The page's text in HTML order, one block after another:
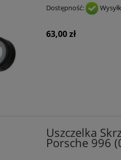
Dostępność:
63,00 zł
Uszczelka
Porsche 996